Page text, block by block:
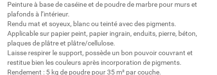
Peinture à base de caséine et de poudre de marbre pour murs et
plafonds à l’intérieur.
Rendu mat et soyeux, blanc ou teinté avec des pigments.
Applicable sur papier peint, papier ingrain, enduits, pierre, béton,
plaques de plâtre et plâtre/cellulose.
Laisse respirer le support, possède un bon pouvoir couvrant et
restitue bien les couleurs après incorporation de pigments.
Rendement : 5 kg de poudre pour 35 m² par couche.